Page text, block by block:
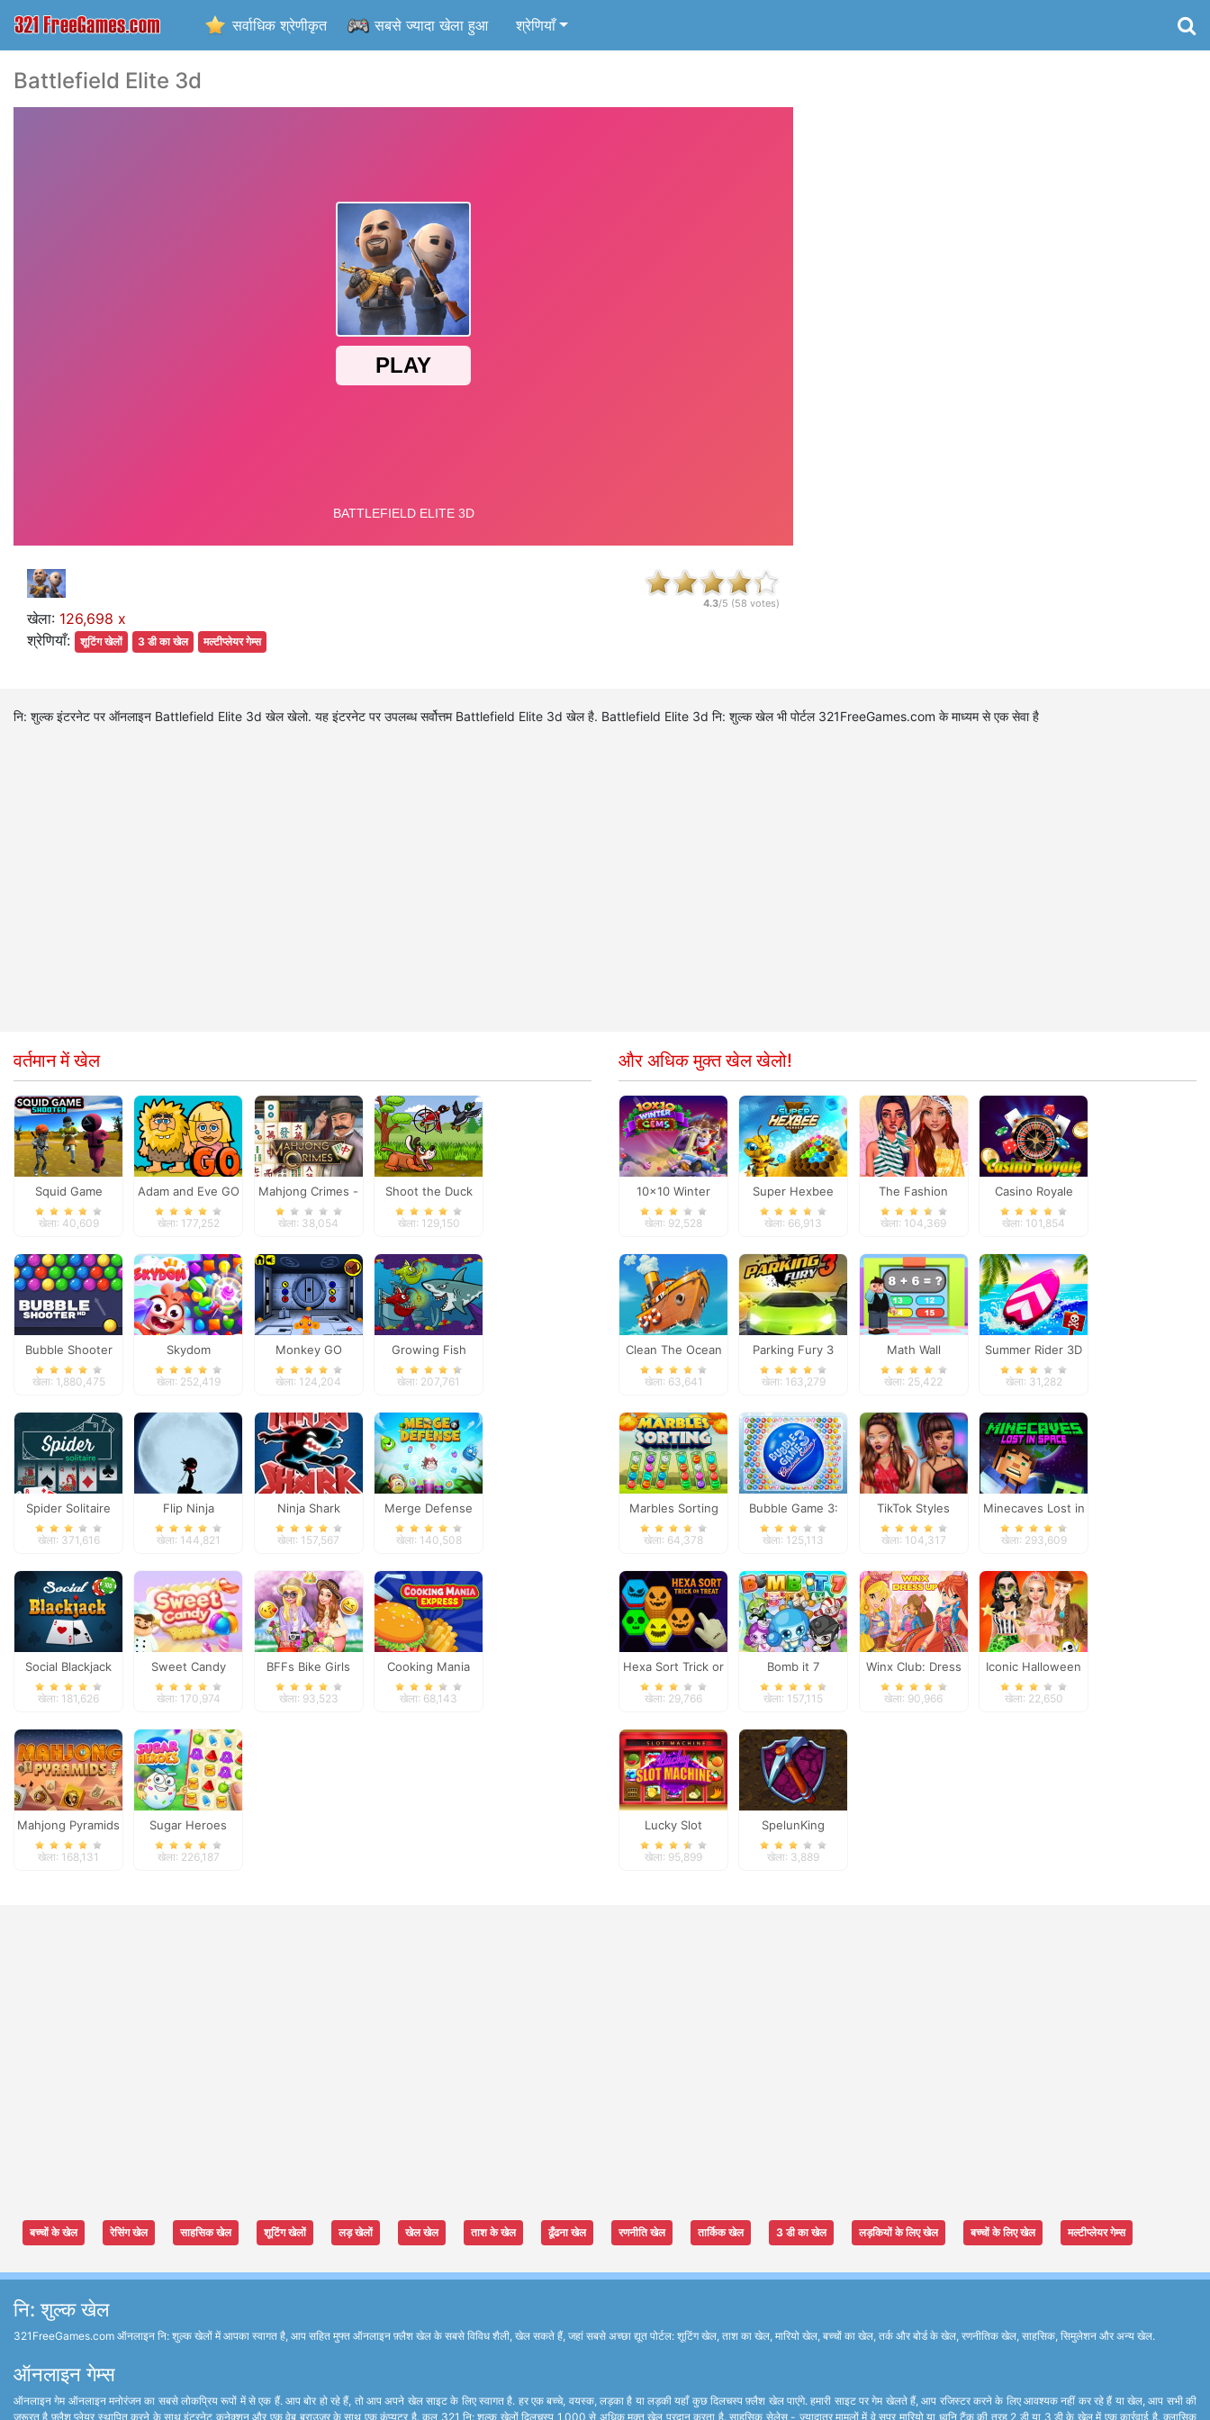
सर्वाधिक श्रेणीकृत सबसे ज्यादा खेला हुआ श्रेणियाँ
Battlefield Elite 3d
खेला: 126,698 x
श्रेणियाँ:
शूटिंग खेलों 3 डी का खेल मल्टीप्लेयर गेम्स
4.3/5 (58 votes)
नि: शुल्क इंटरनेट पर ऑनलाइन Battlefield Elite 3d खेल खेलो. यह इंटरनेट पर उपलब्ध सर्वोत्तम Battlefield Elite 3d खेल है. Battlefield Elite 3d नि: शुल्क खेल भी पोर्टल 321FreeGames.com के माध्यम से एक सेवा है
वर्तमान में खेल
Squid Game
Shooter
खेला: 40,609
Adam and Eve GO
खेला: 177,252
Mahjong Crimes -
Puzzle Story
खेला: 38,054
Shoot the Duck
खेला: 129,150
Bubble Shooter
खेला: 1,880,475
Skydom
खेला: 252,419
Monkey GO
Happy: Stage 1
खेला: 124,204
Growing Fish
खेला: 207,761
Spider Solitaire
खेला: 371,616
Flip Ninja
खेला: 144,821
Ninja Shark
खेला: 157,567
Merge Defense
खेला: 140,508
Social Blackjack
खेला: 181,626
Sweet Candy
खेला: 170,974
BFFs Bike Girls
खेला: 93,523
Cooking Mania
Express
खेला: 68,143
Mahjong Pyramids
खेला: 168,131
Sugar Heroes
खेला: 226,187
और अधिक मुक्त खेल खेलो!
10x10 Winter
Gems
खेला: 92,528
Super Hexbee
Merger
खेला: 66,913
The Fashion
Challenge
खेला: 104,369
Casino Royale
खेला: 101,854
Clean The Ocean
खेला: 63,641
Parking Fury 3
खेला: 163,279
Math Wall
Simulator
खेला: 25,422
Summer Rider 3D
खेला: 31,282
Marbles Sorting
खेला: 64,378
Bubble Game 3:
Christmas Edition
खेला: 125,113
TikTok Styles
Battle Boho vs
खेला: 104,317
Minecaves Lost in
Space
खेला: 293,609
Hexa Sort Trick or
Treat
खेला: 29,766
Bomb it 7
खेला: 157,115
Winx Club: Dress
Up
खेला: 90,966
Iconic Halloween
Costumes
खेला: 22,650
Lucky Slot
Machine
खेला: 95,899
SpelunKing
खेला: 3,889
बच्चों के खेल रेसिंग खेल साहसिक खेल शूटिंग खेलों लड़ खेलों खेल खेल ताश के खेल ढूँढना खेल रणनीति खेल तार्किक खेल 3 डी का खेल लड़कियों के लिए खेल बच्चों के लिए खेल मल्टीप्लेयर गेम्स
नि: शुल्क खेल
321FreeGames.com ऑनलाइन नि: शुल्क खेलों में आपका स्वागत है, आप सहित मुफ्त ऑनलाइन फ़्लैश खेल के सबसे विविध शैली, खेल सकते हैं, जहां सबसे अच्छा द्यूत पोर्टल: शूटिंग खेल, ताश का खेल, मारियो खेल, बच्चों का खेल, तर्क और बोर्ड के खेल, रणनीतिक खेल, साहसिक, सिमुलेशन और अन्य खेल.
ऑनलाइन गेम्स
ऑनलाइन गेम ऑनलाइन मनोरंजन का सबसे लोकप्रिय रूपों में से एक हैं. आप बोर हो रहे हैं, तो आप अपने खेल साइट के लिए स्वागत है. हर एक बच्चे, वयस्क, लड़का है या लड़की यहाँ कुछ दिलचस्प फ़्लैश खेल पाएंगे. हमारी साइट पर गेम खेलते हैं, आप रजिस्टर करने के लिए आवश्यक नहीं कर रहे हैं या खेल, आप सभी की
जरूरत है फ़्लैश प्लेयर स्थापित करने के साथ इंटरनेट कनेक्शन और एक वेब ब्राउज़र के साथ एक कंप्यूटर है. कुल 321 नि: शुल्क खेलों दिलचस्प 1,000 से अधिक मुक्त खेल प्रदान करता है. साहसिक सेलेस - ज्यादातर मामलों में वे सुपर मारियो या ध्वनि टैंक की तरह 2 डी या 3 डी के खेल में एक कार्रवाई है. क्लासिक